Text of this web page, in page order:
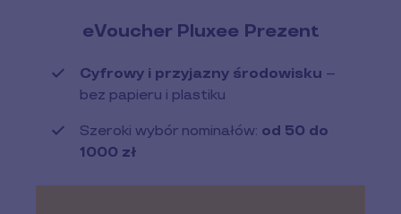
eVoucher Pluxee Prezent
Cyfrowy i przyjazny środowisku –
bez papieru i plastiku
Szeroki wybór nominałów: od 50 do
1000 zł